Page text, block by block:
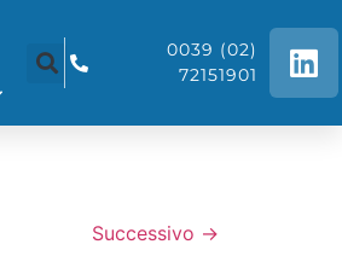
0039 (02)
72151901
Successivo →